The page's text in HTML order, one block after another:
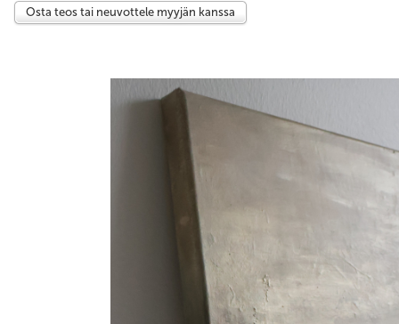
Osta teos tai neuvottele myyjän kanssa